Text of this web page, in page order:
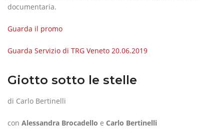
documentaria.
Guarda il promo
Guarda Servizio di TRG Veneto 20.06.2019
Giotto sotto le stelle
di Carlo Bertinelli
con Alessandra Brocadello e Carlo Bertinelli